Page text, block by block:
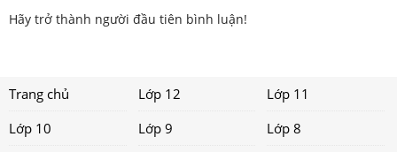
Hãy trở thành người đầu tiên bình luận!
Trang chủ Lớp 12
Lớp 11
Lớp 10
Lớp 9
Lớp 8